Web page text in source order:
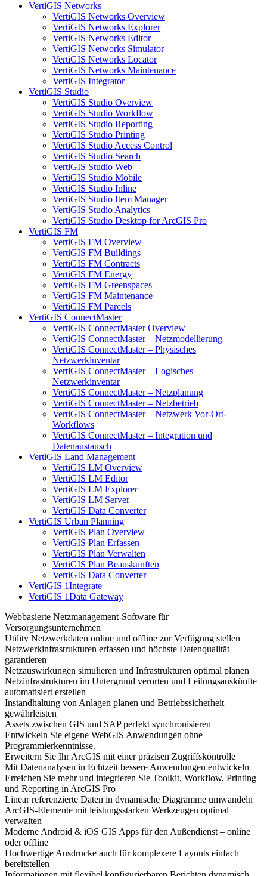
VertiGIS Networks
VertiGIS Networks Overview
VertiGIS Networks Explorer
VertiGIS Networks Editor
VertiGIS Networks Simulator
VertiGIS Networks Locator
VertiGIS Networks Maintenance
VertiGIS Integrator
VertiGIS Studio
VertiGIS Studio Overview
VertiGIS Studio Workflow
VertiGIS Studio Reporting
VertiGIS Studio Printing
VertiGIS Studio Access Control
VertiGIS Studio Search
VertiGIS Studio Web
VertiGIS Studio Mobile
VertiGIS Studio Inline
VertiGIS Studio Item Manager
VertiGIS Studio Analytics
VertiGIS Studio Desktop for ArcGIS Pro
VertiGIS FM
VertiGIS FM Overview
VertiGIS FM Buildings
VertiGIS FM Contracts
VertiGIS FM Energy
VertiGIS FM Greenspaces
VertiGIS FM Maintenance
VertiGIS FM Parcels
VertiGIS ConnectMaster
VertiGIS ConnectMaster Overview
VertiGIS ConnectMaster – Netzmodellierung
VertiGIS ConnectMaster – Physisches
Netzwerkinventar
VertiGIS ConnectMaster – Logisches
Netzwerkinventar
VertiGIS ConnectMaster – Netzplanung
VertiGIS ConnectMaster – Netzbetrieb
VertiGIS ConnectMaster – Netzwerk Vor-Ort-
Workflows
VertiGIS ConnectMaster – Integration und
Datenaustausch
VertiGIS Land Management
VertiGIS LM Overview
VertiGIS LM Editor
VertiGIS LM Explorer
VertiGIS LM Server
VertiGIS Data Converter
VertiGIS Urban Planning
VertiGIS Plan Overview
VertiGIS Plan Erfassen
VertiGIS Plan Verwalten
VertiGIS Plan Beauskunften
VertiGIS Data Converter
VertiGIS 1Integrate
VertiGIS 1Data Gateway
Webbasierte Netzmanagement-Software für
Versorgungsunternehmen
Utility Netzwerkdaten online und offline zur Verfügung stellen
Netzwerkinfrastrukturen erfassen und höchste Datenqualität
garantieren
Netzauswirkungen simulieren und Infrastrukturen optimal planen
Netzinfrastrukturen im Untergrund verorten und Leitungsauskünfte
automatisiert erstellen
Instandhaltung von Anlagen planen und Betriebssicherheit
gewährleisten
Assets zwischen GIS und SAP perfekt synchronisieren
Entwickeln Sie eigene WebGIS Anwendungen ohne
Programmierkenntnisse.
Erweitern Sie Ihr ArcGIS mit einer präzisen Zugriffskontrolle
Mit Datenanalysen in Echtzeit bessere Anwendungen entwickeln
Erreichen Sie mehr und integrieren Sie Toolkit, Workflow, Printing
und Reporting in ArcGIS Pro
Linear referenzierte Daten in dynamische Diagramme umwandeln
ArcGIS-Elemente mit leistungsstarken Werkzeugen optimal
verwalten
Moderne Android & iOS GIS Apps für den Außendienst – online
oder offline
Hochwertige Ausdrucke auch für komplexere Layouts einfach
bereitstellen